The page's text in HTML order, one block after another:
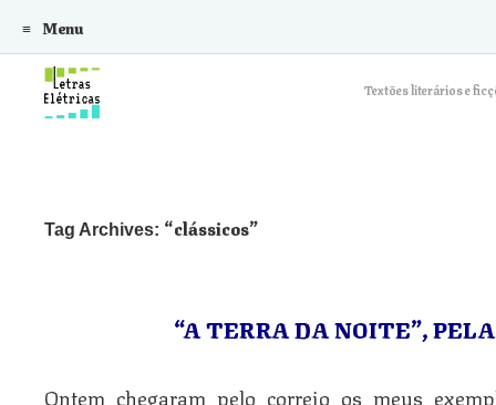
Textões literários e
Menu
Skip to content
Tag Archives: clássicos
“A TERRA DA NOITE”,
Ontem chegaram pelo correio os meus